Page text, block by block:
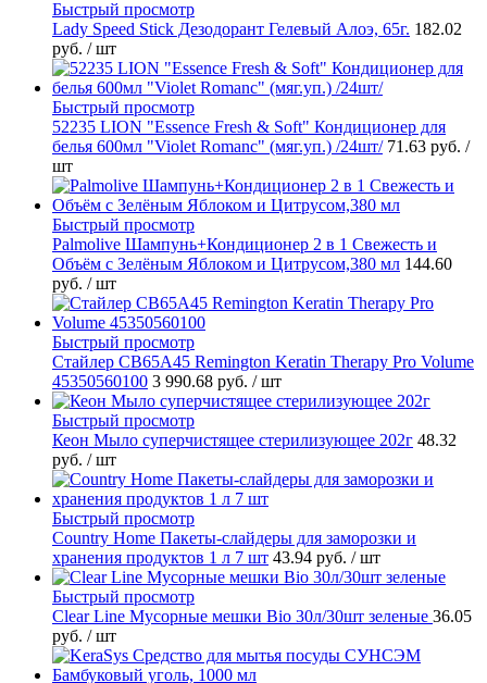
Быстрый просмотр
Lady Speed Stick Дезодорант Гелевый Алоэ, 65г. 182.02
руб. / шт
Быстрый просмотр
52235 LION "Essence Fresh & Soft" Кондиционер для
белья 600мл "Violet Romanc" (мяг.уп.) /24шт/ 71.63 руб. /
шт
Быстрый просмотр
Palmolive Шампунь+Кондиционер 2 в 1 Свежесть и
Объём с Зелёным Яблоком и Цитрусом,380 мл 144.60
руб. / шт
Быстрый просмотр
Стайлер CB65A45 Remington Keratin Therapy Pro Volume
45350560100 3 990.68 руб. / шт
Быстрый просмотр
Кеон Мыло суперчистящее стерилизующее 202г 48.32
руб. / шт
Быстрый просмотр
Country Home Пакеты-слайдеры для заморозки и
хранения продуктов 1 л 7 шт 43.94 руб. / шт
Быстрый просмотр
Clear Line Мусорные мешки Bio 30л/30шт зеленые 36.05
руб. / шт